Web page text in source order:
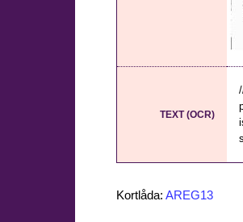
TEXT (OCR)
Kortlåda: AREG13